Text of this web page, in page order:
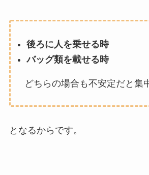
後ろに人を乗せる時
バッグ類を載せる時
どちらの場合も不安定だと集
となるからです。